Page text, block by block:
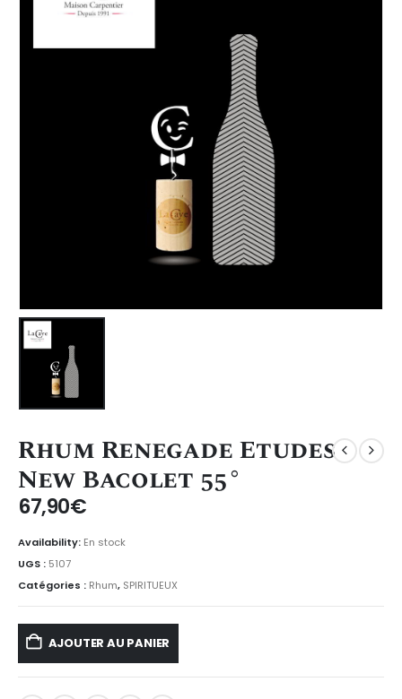
Rhum Renegade Etudes
New Bacolet 55°
67,90€
Availability: En stock
UGS : 5107
Catégories : Rhum, SPIRITUEUX
AJOUTER AU PANIER